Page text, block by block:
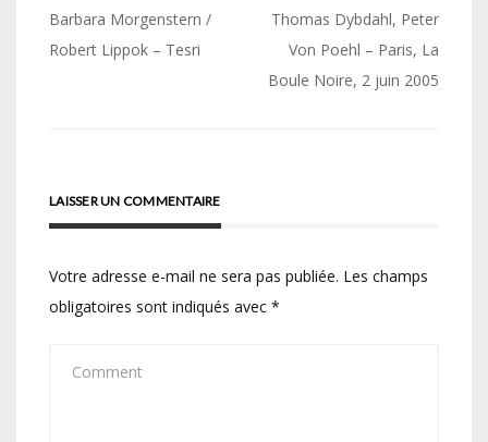
Navigation
de
Barbara Morgenstern /
Robert Lippok – Tesri
Thomas Dybdahl, Peter
Von Poehl – Paris, La
Boule Noire, 2 juin 2005
LAISSER UN COMMENTAIRE
Votre adresse e-mail ne sera pas publiée. Les champs
obligatoires sont indiqués avec *